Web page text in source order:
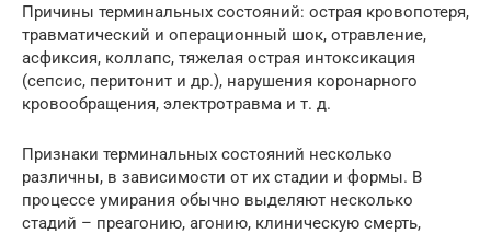
Причины терминальных состояний: острая кровопотеря,
травматический и операционный шок, отравление,
асфиксия, коллапс, тяжелая острая интоксикация
(сепсис, перитонит и др.), нарушения коронарного
кровообращения, электротравма и т. д.
Признаки терминальных состояний несколько
различны, в зависимости от их стадии и формы. В
процессе умирания обычно выделяют несколько
стадий – преагонию, агонию, клиническую смерть,